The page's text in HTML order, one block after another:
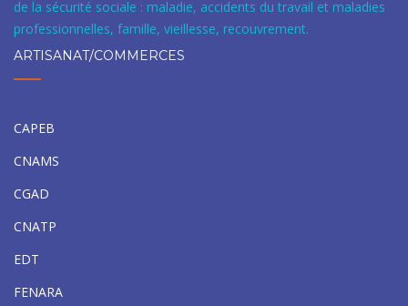
de la sécurité sociale : maladie, accidents du travail et maladies
professionnelles, famille, vieillesse, recouvrement.
ARTISANAT/COMMERCES
CAPEB
CNAMS
CGAD
CNATP
EDT
FENARA